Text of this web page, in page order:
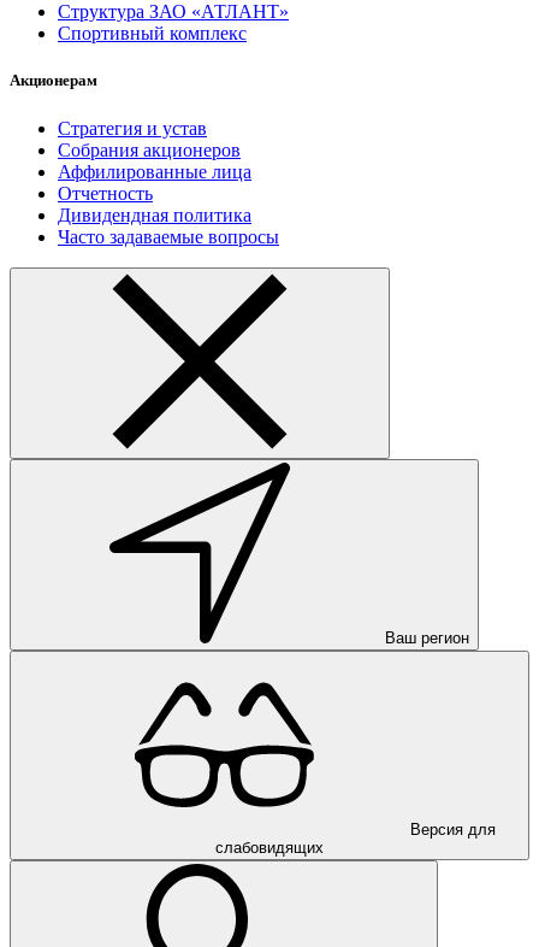
Структура ЗАО «АТЛАНТ»
Спортивный комплекс
Акционерам
Стратегия и устав
Собрания акционеров
Аффилированные лица
Отчетность
Дивидендная политика
Часто задаваемые вопросы
Ваш регион
Версия для
слабовидящих